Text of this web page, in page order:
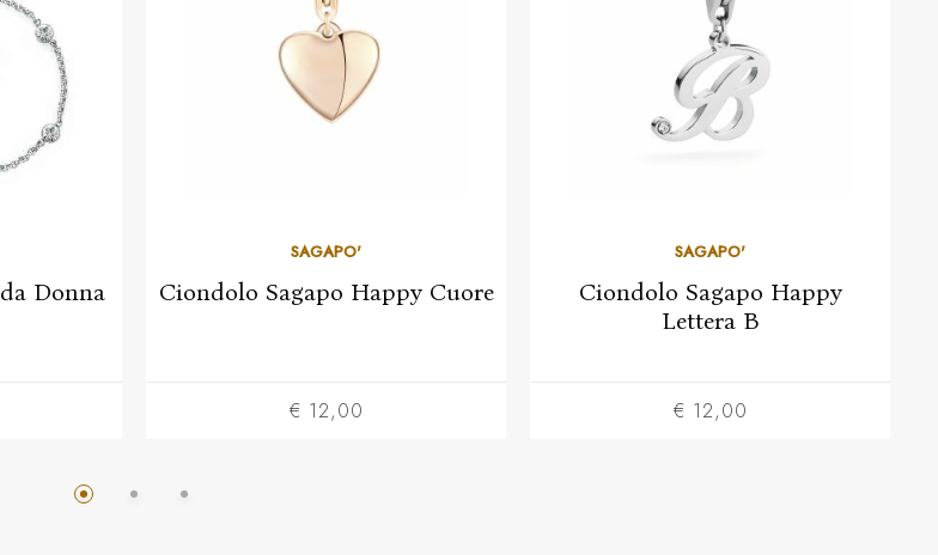
Donna
SAGAPO'
Ciondolo Sagapo Happy Cuore
€ 12,00
SAGAPO'
Ciondolo Sagapo Happy
Lettera B
€ 12,00